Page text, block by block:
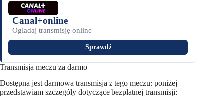
Canal+online
Oglądaj transmisję online
Sprawdź
Transmisja meczu za darmo
Dostępna jest darmowa transmisja z tego meczu: poniżej
przedstawiam szczegóły dotyczące bezpłatnej transmisji: